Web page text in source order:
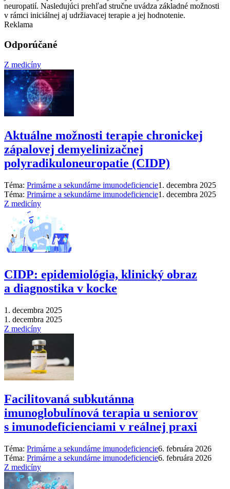
neuropatií. Nasledujúci prehľad stručne uvádza základné možnosti
v rámci iniciálnej aj udržiavacej terapie a jej hodnotenie.
Reklama
Odporúčané
Z medicíny
Aktuálne možnosti terapie chronickej
zápalovej demyelinizačnej
polyradikuloneuropatie (CIDP)
Téma: Primárne a sekundárne imunodeficiencie1. decembra 2025
Téma: Primárne a sekundárne imunodeficiencie1. decembra 2025
Z medicíny
CIDP: epidemiológia, klinický obraz
a diagnostika v kocke
1. decembra 2025
1. decembra 2025
Z medicíny
Facilitovaná subkutánna
imunoglobulínová terapia u seniorov
s imunodeficienciami v reálnej praxi
Téma: Primárne a sekundárne imunodeficiencie6. februára 2026
Téma: Primárne a sekundárne imunodeficiencie6. februára 2026
Z medicíny